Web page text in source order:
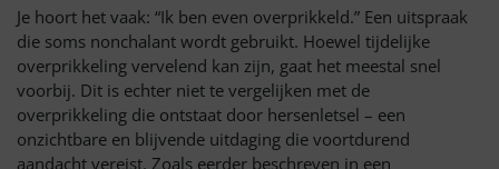
Je hoort het vaak: “Ik ben even overprikkeld.” Een uitspraak
die soms nonchalant wordt gebruikt. Hoewel tijdelijke
overprikkeling vervelend kan zijn, gaat het meestal snel
voorbij. Dit is echter niet te vergelijken met de
overprikkeling die ontstaat door hersenletsel – een
onzichtbare en blijvende uitdaging die voortdurend
aandacht vereist. Zoals eerder beschreven in een